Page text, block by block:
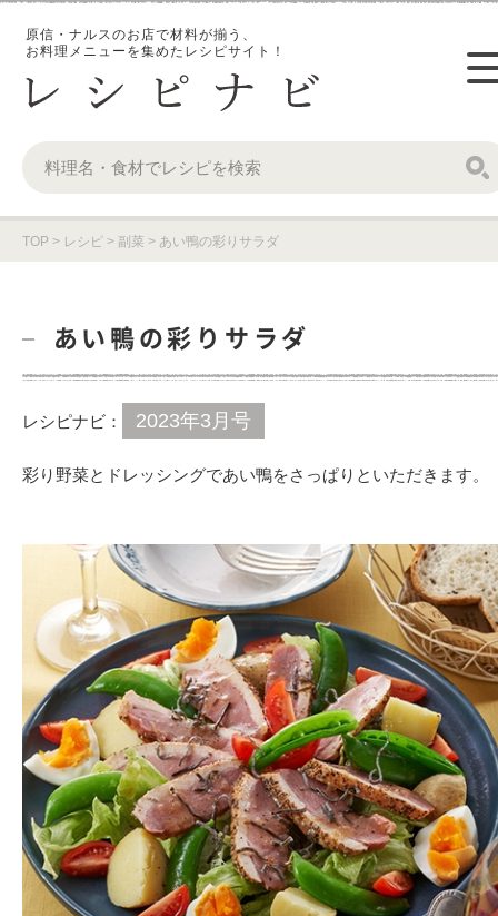
原信・ナルスのお店で材料が揃う、
お料理メニューを集めたレシピサイト！
TOP > レシピ > 副菜 > あい鴨の彩りサラダ
あい鴨の彩りサラダ
レシピナビ： 2023年3月号
彩り野菜とドレッシングであい鴨をさっぱりといただきます。